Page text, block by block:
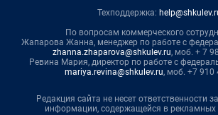
Техподдержка:
По вопросам коммерческого
Жапарова Жанна, менеджер по работе с
zhanna.zhaparova@shkulev.ru, моб. + 7
Ревина Мария, директор по работе с
mariya.revina@shkulev.ru, моб. +7 910
Редакция сайта не несет ответственности
информации, содержащейся в рекламных